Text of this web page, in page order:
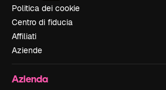
Politica dei cookie
Centro di fiducia
Affiliati
Aziende
Azienda